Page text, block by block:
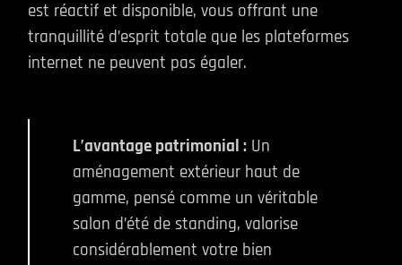
est réactif et disponible, vous offrant une
tranquillité d’esprit totale que les plateformes
internet ne peuvent pas égaler.
L’avantage patrimonial : Un
aménagement extérieur haut de
gamme, pensé comme un véritable
salon d’été de standing, valorise
considérablement votre bien